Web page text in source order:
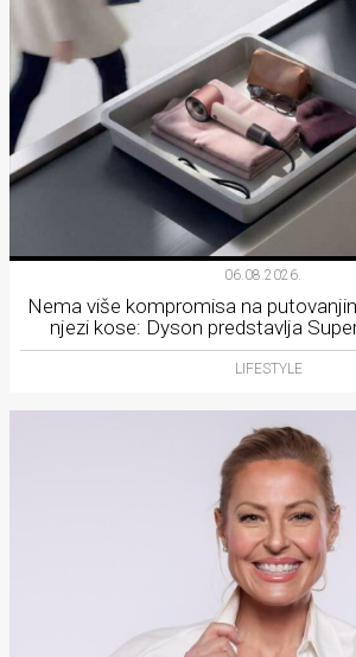
06.08.2026.
Nema više kompromisa na
njezi kose: Dyson predstavlja
LIFESTYLE